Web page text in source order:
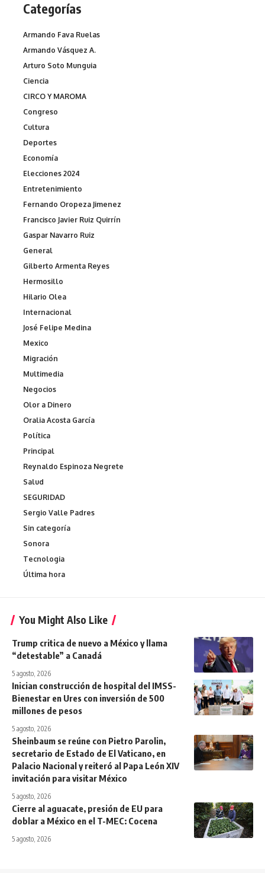
Categorías
Armando Fava Ruelas
Armando Vásquez A.
Arturo Soto Munguia
Ciencia
CIRCO Y MAROMA
Congreso
Cultura
Deportes
Economía
Elecciones 2024
Entretenimiento
Fernando Oropeza Jimenez
Francisco Javier Ruiz Quirrín
Gaspar Navarro Ruiz
General
Gilberto Armenta Reyes
Hermosillo
Hilario Olea
Internacional
José Felipe Medina
Mexico
Migración
Multimedia
Negocios
Olor a Dinero
Oralia Acosta García
Política
Principal
Reynaldo Espinoza Negrete
Salud
SEGURIDAD
Sergio Valle Padres
Sin categoría
Sonora
Tecnologia
Última hora
You Might Also Like
Trump critica de nuevo a México y llama
“detestable” a Canadá
5 agosto, 2026
Inician construcción de hospital del IMSS-
Bienestar en Ures con inversión de 500
millones de pesos
5 agosto, 2026
Sheinbaum se reúne con Pietro Parolin,
secretario de Estado de El Vaticano, en
Palacio Nacional y reiteró al Papa León XIV
invitación para visitar México
5 agosto, 2026
Cierre al aguacate, presión de EU para
doblar a México en el T-MEC: Cocena
5 agosto, 2026